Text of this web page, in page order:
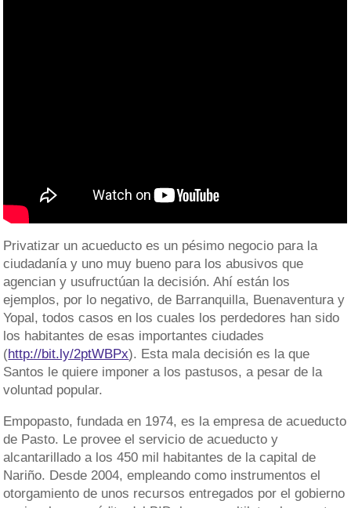
Privatizar un acueducto es un pésimo negocio para la
ciudadanía y uno muy bueno para los abusivos que
agencian y usufructúan la decisión. Ahí están los
ejemplos, por lo negativo, de Barranquilla, Buenaventura y
Yopal, todos casos en los cuales los perdedores han sido
los habitantes de esas importantes ciudades
(http://bit.ly/2ptWBPx). Esta mala decisión es la que
Santos le quiere imponer a los pastusos, a pesar de la
voluntad popular.
Empopasto, fundada en 1974, es la empresa de acueducto
de Pasto. Le provee el servicio de acueducto y
alcantarillado a los 450 mil habitantes de la capital de
Nariño. Desde 2004, empleando como instrumentos el
otorgamiento de unos recursos entregados por el gobierno